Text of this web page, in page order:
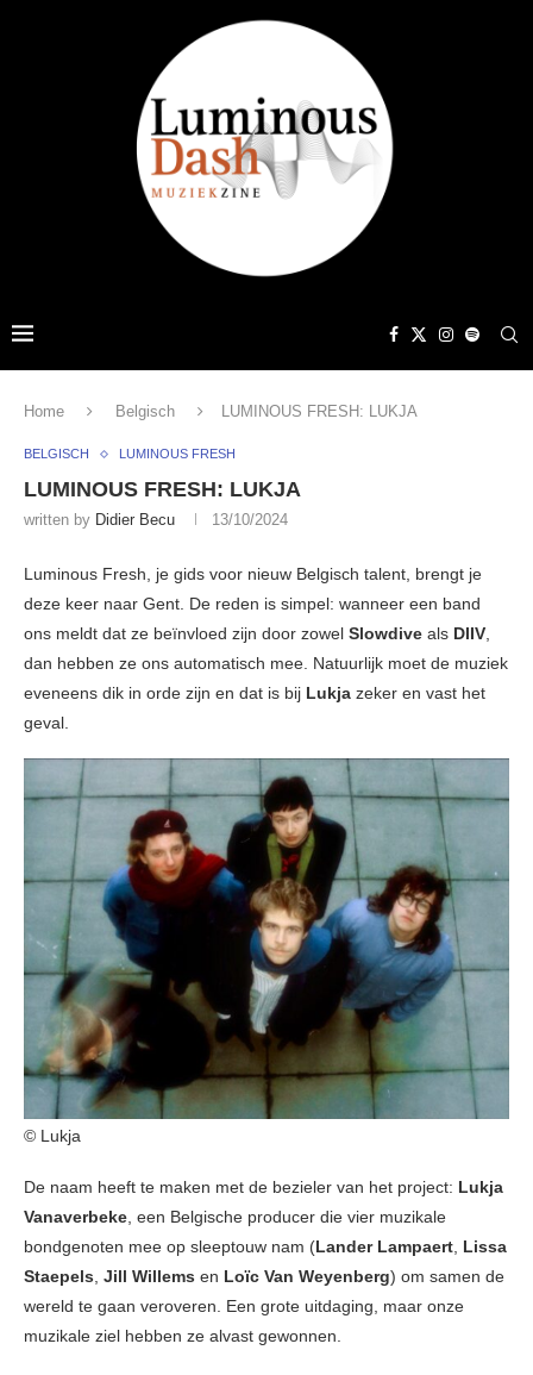
Home Belgisch LUMINOUS FRESH: LUKJA
BELGISCH LUMINOUS FRESH
LUMINOUS FRESH: LUKJA
written by Didier Becu 13/10/2024
Luminous Fresh, je gids voor nieuw Belgisch talent, brengt je
deze keer naar Gent. De reden is simpel: wanneer een band
ons meldt dat ze beïnvloed zijn door zowel Slowdive als DIIV,
dan hebben ze ons automatisch mee. Natuurlijk moet de muziek
eveneens dik in orde zijn en dat is bij Lukja zeker en vast het
geval.
© Lukja
De naam heeft te maken met de bezieler van het project: Lukja
Vanaverbeke , een Belgische producer die vier muzikale
bondgenoten mee op sleeptouw nam (Lander Lampaert Lissa
Staepels Jill Willems en Loïc Van Weyenberg) om samen de
wereld te gaan veroveren. Een grote uitdaging, maar onze
muzikale ziel hebben ze alvast gewonnen.